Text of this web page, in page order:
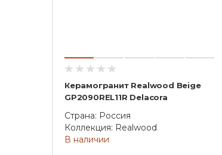
Керамогранит Realwood Beige
GP2090REL11R Delacora
Страна: Россия
Коллекция: Realwood
В наличии